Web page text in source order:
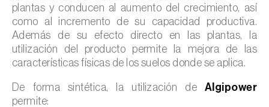
plantas y conducen al aumento del crecimiento, así
como al incremento de su capacidad productiva.
Además de su efecto directo en las plantas, la
utilización del producto permite la mejora de las
características físicas de los suelos donde se aplica.
De forma sintética, la utilización de Algipower
permite: